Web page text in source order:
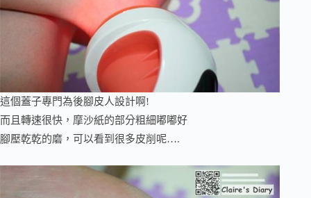
這個蓋子專門為後腳皮人設計啊!
而且轉速很快，摩沙紙的部分粗細嘟嘟好
腳壓乾乾的磨，可以看到很多皮削呢….